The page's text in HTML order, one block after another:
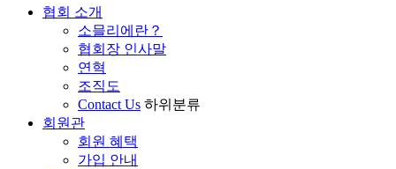
협회 소개
소믈리에란？
협회장 인사말
연혁
조직도
Contact Us 하위분류
회원관
회원 혜택
가입 안내
> 자격시험 > 질문과 답변 1 페이지